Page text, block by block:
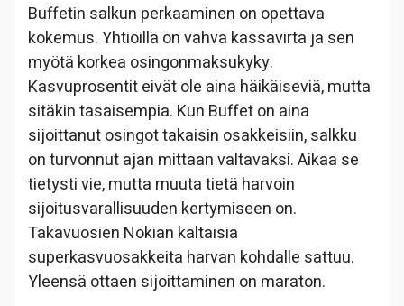
Buffetin salkun perkaaminen on opettava
kokemus. Yhtiöillä on vahva kassavirta ja sen
myötä korkea osingonmaksukyky.
Kasvuprosentit eivät ole aina häikäiseviä, mutta
sitäkin tasaisempia. Kun Buffet on aina
sijoittanut osingot takaisin osakkeisiin, salkku
on turvonnut ajan mittaan valtavaksi. Aikaa se
tietysti vie, mutta muuta tietä harvoin
sijoitusvarallisuuden kertymiseen on.
Takavuosien Nokian kaltaisia
superkasvuosakkeita harvan kohdalle sattuu.
Yleensä ottaen sijoittaminen on maraton.